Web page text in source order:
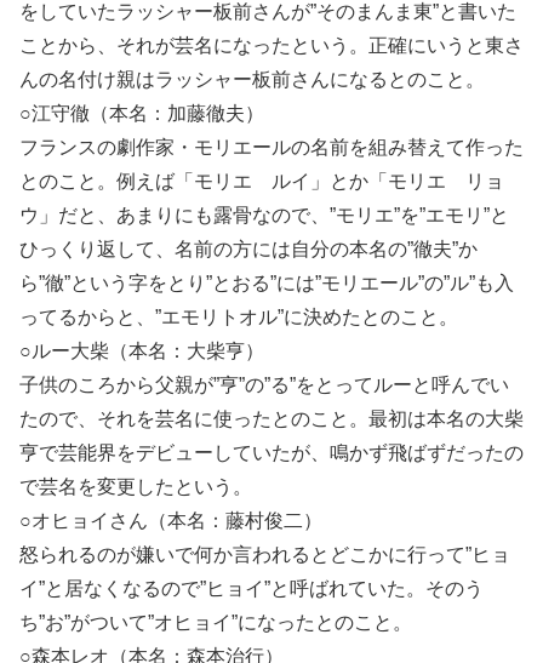
をしていたラッシャー板前さんが”そのまんま東”と書いた
ことから、それが芸名になったという。正確にいうと東さ
んの名付け親はラッシャー板前さんになるとのこと。
○江守徹（本名：加藤徹夫）
フランスの劇作家・モリエールの名前を組み替えて作った
とのこと。例えば「モリエ ルイ」とか「モリエ リョ
ウ」だと、あまりにも露骨なので、”モリエ”を”エモリ”と
ひっくり返して、名前の方には自分の本名の”徹夫”か
ら”徹”という字をとり”とおる”には”モリエール”の”ル”も入
ってるからと、”エモリトオル”に決めたとのこと。
○ルー大柴（本名：大柴亨）
子供のころから父親が”亨”の”る”をとってルーと呼んでい
たので、それを芸名に使ったとのこと。最初は本名の大柴
亨で芸能界をデビューしていたが、鳴かず飛ばずだったの
で芸名を変更したという。
○オヒョイさん（本名：藤村俊二）
怒られるのが嫌いで何か言われるとどこかに行って”ヒョ
イ”と居なくなるので”ヒョイ”と呼ばれていた。そのう
ち”お”がついて”オヒョイ”になったとのこと。
○森本レオ（本名：森本治行）